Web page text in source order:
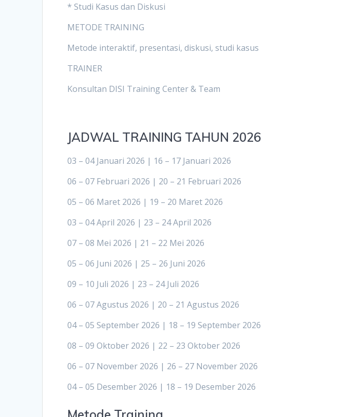
* Studi Kasus dan Diskusi
METODE TRAINING
Metode interaktif, presentasi, diskusi, studi kasus
TRAINER
Konsultan DISI Training Center & Team
JADWAL TRAINING TAHUN 2026
03 – 04 Januari 2026 | 16 – 17 Januari 2026
06 – 07 Februari 2026 | 20 – 21 Februari 2026
05 – 06 Maret 2026 | 19 – 20 Maret 2026
03 – 04 April 2026 | 23 – 24 April 2026
07 – 08 Mei 2026 | 21 – 22 Mei 2026
05 – 06 Juni 2026 | 25 – 26 Juni 2026
09 – 10 Juli 2026 | 23 – 24 Juli 2026
06 – 07 Agustus 2026 | 20 – 21 Agustus 2026
04 – 05 September 2026 | 18 – 19 September 2026
08 – 09 Oktober 2026 | 22 – 23 Oktober 2026
06 – 07 November 2026 | 26 – 27 November 2026
04 – 05 Desember 2026 | 18 – 19 Desember 2026